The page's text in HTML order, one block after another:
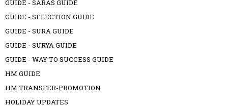
GUIDE - SARAS GUIDE
GUIDE - SELECTION GUIDE
GUIDE - SURA GUIDE
GUIDE - SURYA GUIDE
GUIDE - WAY TO SUCCESS GUIDE
HM GUIDE
HM TRANSFER-PROMOTION
HOLIDAY UPDATES